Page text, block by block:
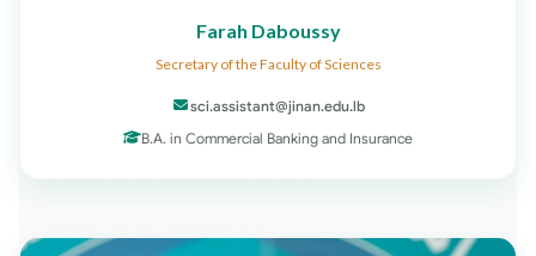
Farah Daboussy
Secretary of the Faculty of Sciences
sci.assistant@jinan.edu.lb
B.A. in Commercial Banking and Insurance